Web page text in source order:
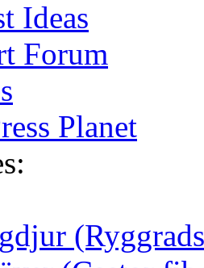
Ideas
Forum
Planet